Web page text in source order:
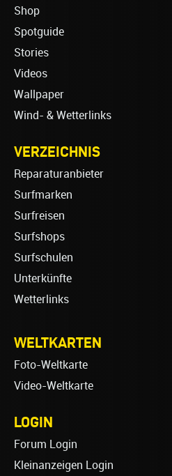
Shop
Spotguide
Stories
Videos
Wallpaper
Wind- & Wetterlinks
VERZEICHNIS
Reparaturanbieter
Surfmarken
Surfreisen
Surfshops
Surfschulen
Unterkünfte
Wetterlinks
WELTKARTEN
Foto-Weltkarte
Video-Weltkarte
LOGIN
Forum Login
Kleinanzeigen Login